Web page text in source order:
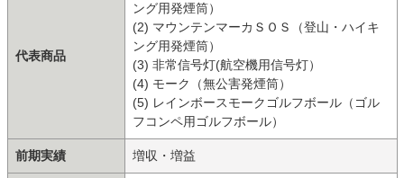
代表商品
ング用発煙筒）
(2) マウンテンマーカＳＯＳ（登山・ハイキ
ング用発煙筒）
(3) 非常信号灯(航空機用信号灯）
(4) モーク（無公害発煙筒）
(5) レインボースモークゴルフボール（ゴル
フコンペ用ゴルフボール）
前期実績 増収・増益